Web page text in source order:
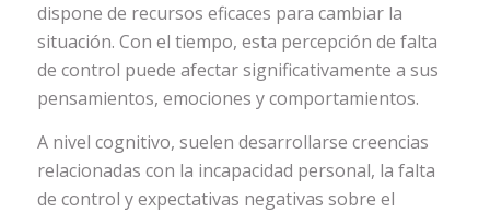
dispone de recursos eficaces para cambiar la
situación. Con el tiempo, esta percepción de falta
de control puede afectar significativamente a sus
pensamientos, emociones y comportamientos.
A nivel cognitivo, suelen desarrollarse creencias
relacionadas con la incapacidad personal, la falta
de control y expectativas negativas sobre el